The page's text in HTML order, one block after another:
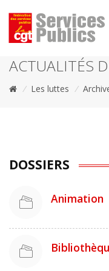
ACTUALITÉS
/ Les luttes /
DOSSIERS
Animation